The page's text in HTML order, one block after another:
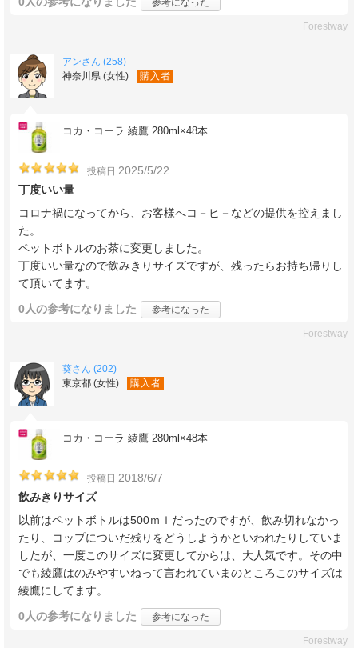
参考になった
Forestway
アンさん (258)
神奈川県 (女性)
購入者
コカ・コーラ 綾鷹 280ml×48本
投稿日 2025/5/22
丁度いい量
コロナ禍になってから、お客様へコ－ヒ－などの提供を控えまし
た。
ペットボトルのお茶に変更しました。
丁度いい量なので飲みきりサイズですが、残ったらお持ち帰りし
て頂いてます。
0人の参考になりました 参考になった
Forestway
葵さん (202)
東京都 (女性)
購入者
コカ・コーラ 綾鷹 280ml×48本
投稿日 2018/6/7
飲みきりサイズ
以前はペットボトルは500ｍｌだったのですが、飲み切れなかっ
たり、コップについだ残りをどうしようかといわれたりしていま
したが、一度このサイズに変更してからは、大人気です。その中
でも綾鷹はのみやすいねって言われていまのところこのサイズは
綾鷹にしてます。
0人の参考になりました 参考になった
Forestway